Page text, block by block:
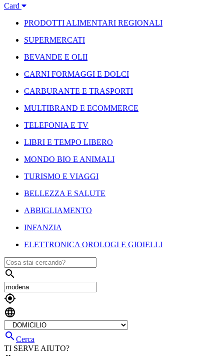
Card
PRODOTTI ALIMENTARI REGIONALI
SUPERMERCATI
BEVANDE E OLII
CARNI FORMAGGI E DOLCI
CARBURANTE E TRASPORTI
MULTIBRAND E ECOMMERCE
TELEFONIA E TV
LIBRI E TEMPO LIBERO
MONDO BIO E ANIMALI
TURISMO E VIAGGI
BELLEZZA E SALUTE
ABBIGLIAMENTO
INFANZIA
ELETTRONICA OROLOGI E GIOIELLI



Cerca
TI SERVE AIUTO?